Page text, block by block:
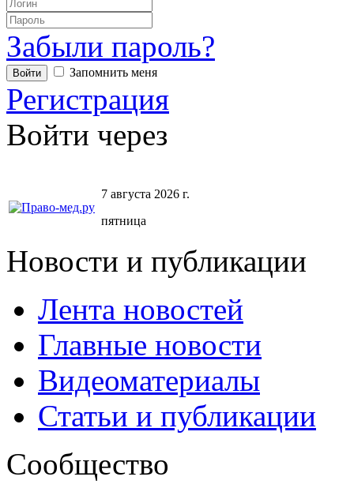
Забыли пароль?
Запомнить меня
Регистрация
Войти через
7 августа 2026 г.
пятница
Новости и публикации
Лента новостей
Главные новости
Видеоматериалы
Статьи и публикации
Сообщество